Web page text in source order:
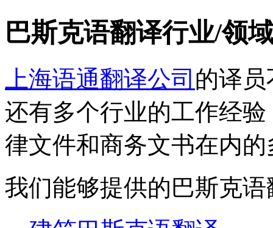
巴斯克语翻译行业/领
上海语通翻译公司 的译
还有多个行业的工作经
律文件和商务文书在内
我们能够提供的巴斯克